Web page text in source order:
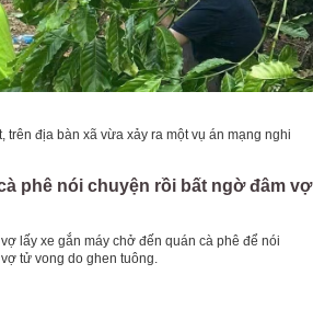
địa bàn xã vừa xảy ra một vụ án mạng nghi
phê nói chuyện rồi bất ngờ đâm vợ
lấy xe gắn máy chở đến quán cà phê để nói
tử vong do ghen tuông.